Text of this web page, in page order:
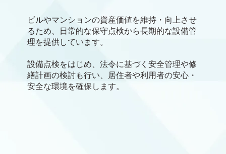
ビルやマンションの資産価値を維持・向上させ
るため、日常的な保守点検から長期的な設備管
理を提供しています。
設備点検をはじめ、法令に基づく安全管理や修
繕計画の検討も行い、居住者や利用者の安心・
安全な環境を確保します。